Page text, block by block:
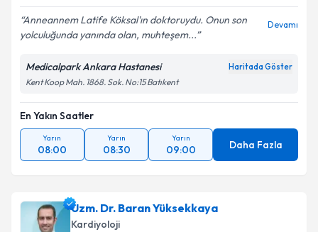
Anneannem Latife Köksal'ın doktoruydu. Onun son
yolculuğunda yanında olan, muhteşem...
Devamı
Medicalpark Ankara Hastanesi Haritada Göster
Kent Koop Mah. 1868. Sok. No:15 Batıkent
En Yakın Saatler
Yarın
08:00
Yarın
08:30
Yarın
09:00 Daha Fazla
Uzm. Dr. Baran Yüksekkaya
Kardiyoloji